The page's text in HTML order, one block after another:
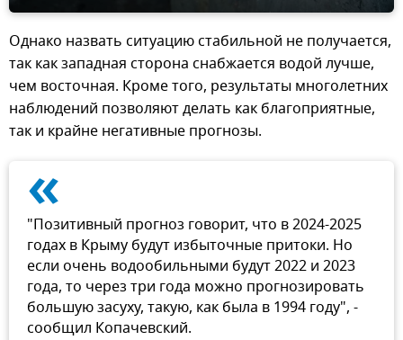
Однако назвать ситуацию стабильной не получается,
так как западная сторона снабжается водой лучше,
чем восточная. Кроме того, результаты многолетних
наблюдений позволяют делать как благоприятные,
так и крайне негативные прогнозы.
«
"Позитивный прогноз говорит, что в 2024-2025
годах в Крыму будут избыточные притоки. Но
если очень водообильными будут 2022 и 2023
года, то через три года можно прогнозировать
большую засуху, такую, как была в 1994 году", -
сообщил Копачевский.